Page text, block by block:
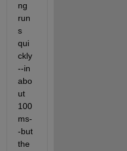
ng
run
s
qui
ckly
--in
abo
ut
100
ms-
-but
the